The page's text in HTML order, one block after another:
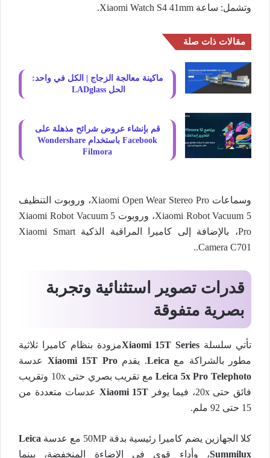
وتشمل: ساعة Xiaomi Watch S4 41mm.
مقالات ذات صلة
ماكينة معالجة الزجاج | الكل في واحد:
الحل LADglass
قم بإنشاء عروض شرائح مذهلة على
Facebook باستخدام Wondershare
Filmora
وسماعات Xiaomi Open Wear Stereo Pro، وروبوت التنظيف
Xiaomi Robot Vacuum 5، وروبوت Xiaomi Robot Vacuum 5
Pro، بالإضافة إلى كاميرا المراقبة الذكية Xiaomi Smart
Camera C701..
قدرات تصوير استثنائية وتجربة
بصرية متفوقة
تأتي سلسلة Xiaomi 15T Seriesمزودة بنظام كاميرا ثلاثية
مطور بالشراكة مع Leica. يقدمXiaomi 15T Pro عدسة
Leica 5x Pro Telephoto
مع تقريب بصري حتى 10x وتقريب
فائق حتى 20x، فيما يوفر
Xiaomi 15T عدسات متعددة من
15 حتى 92 ملم.
كلا الجهازين يضم كاميرا رئيسية بدقة 50MP مع عدسة
Leica
Summilux، وأداء قوي في الإضاءة المنخفضة، بينما